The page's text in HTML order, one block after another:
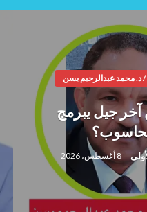
/ د. محمد عبدالرحيم يسن
جيل يبرمج
8 أغسطس، 2026